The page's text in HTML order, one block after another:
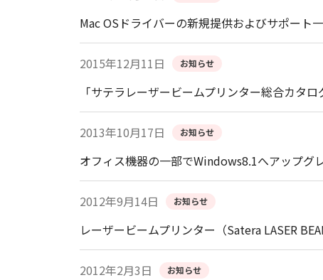
Mac OSドライバーの新規提供およびサポート
2015年12月11日 お知らせ
「サテラレーザービームプリンター総合カタ
2013年10月17日 お知らせ
オフィス機器の一部でWindows8.1へアップグ
2012年9月14日 お知らせ
レーザービームプリンター（Satera LASER
2012年2月3日 お知らせ